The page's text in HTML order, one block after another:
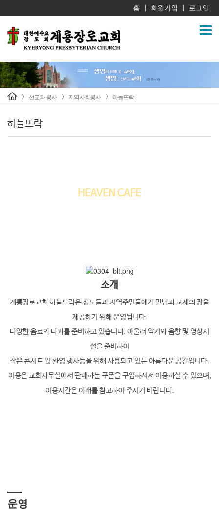
홈 회원가입 로그인
> 선교와 봉사 > 지역사회봉사 > 하늘뜨락
하늘뜨락
HEAVEN CAFE
소개
계룡장로교회 하늘뜨락은 성도들과 지역주민들에게 만남과 교제의 장을
제공하기 위해 운영됩니다.
다양한 음료와 다과를 준비하고 있습니다. 아울러 악기와 음향 및 영상시
설을 준비하여
작은 콘서트 및 환영 행사등을 위해 사용되고 있는 아름다운 공간입니다.
이용은 교회사무실에서 판매하는 쿠폰을 구입하셔서 이용하실 수 있으며,
이용시간은 아래를 참고하여 주시기 바랍니다.
운영